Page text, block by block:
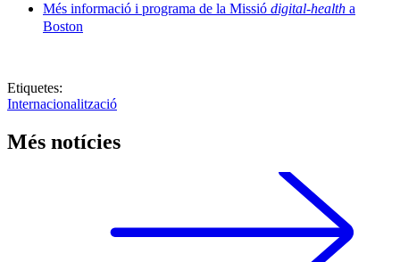
Més informació i programa de la Missió digital-health a
Boston
Etiquetes:
Internacionalització
Més notícies